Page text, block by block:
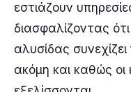
εστιάζουν
διασφαλίζοντας
αλυσίδας
ακόμη και καθώς οι